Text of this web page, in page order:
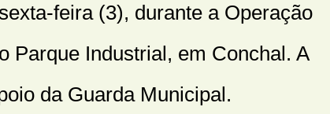
feira (3), durante a Operação
Parque Industrial, em Conchal. A
da Guarda Municipal.